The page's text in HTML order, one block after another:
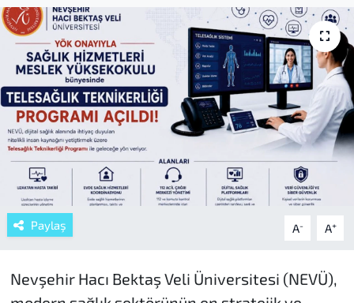
Paylaş A- A+
Nevşehir Hacı Bektaş Veli Üniversitesi (NEVÜ),